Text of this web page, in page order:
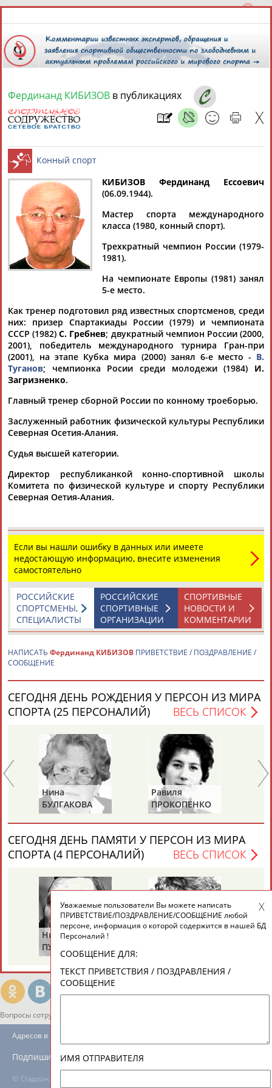
8 августа 2026 года,
СПОРТСМЕНЫ, ТРЕНЕРЫ И СПЕЦИАЛИСТЫ
Найдено: 13181персон Расширенный поиск
Аслаудин
АБАЕВ
Елена
АБАИМОВА
Дмитрий
АБАРЕНОВ
Тамилла
АБАСОВА
Рамазан
АБАЧАРАЕВ
Ростом
АБАШИДЗЕ
Флюра
БУЛАТОВА
Татьяна
АББЯСОВА
Акжана
АБДИКАРИМОВА
Артур
АБДРАХМАНОВ
Каримжан
Аделя
Андрей
Герман
Рамазан
АБДУЛАЕВ
Тагир
АБДУЛАЕВ
Камиль
АБДУЛАЗИЗОВ
Загалав
АБДУЛБЕКОВ
Камалудин
АБДУЛДАУДОВ
Абдула
АБДУЛЖАЛИЛОВ
Магомед
АБДУЛКАГИРОВ
Назир
АБДУЛЛАЕВ
24 персон из 13181
ЕЩЁ ПЕРСОНЫ
ТАБЛО АКТИВНОСТИ
ЦЕЛИ ПРОЕКТА КОНТАКТЫ
Вопросы сотрудничества и совместной деятельности
© Стадион, 1998-2026
Адресов в новостной рассылке: 996
Подпишись
Фердинанд КИБИЗОВ в публикациях
Конный спорт
КИБИЗОВ Фердинанд Ессоевич
(06.09.1944).
Мастер спорта международного
класса (1980, конный спорт).
Трехкратный чемпион России (1979-
1981).
На чемпионате Европы (1981) занял
5-е место.
Как тренер подготовил ряд известных спортсменов, среди
них: призер Спартакиады России (1979) и чемпионата
СССР (1982)С. Гребнев; двукратный чемпион России (2000,
2001), победитель международного турнира Гран-при
(2001), на этапе Кубка мира (2000) занял 6-е место - В.
Туганов; чемпионка Росии среди молодежи (1984) И.
Загризненко.
Главный тренер сборной России по конному троеборью.
Заслуженный работник физической культуры Республики
Северная Осетия-Алания.
Судья высшей категории.
Директор республиканкой конно-спортивной школы
Комитета по физической культуре и спорту Республики
Северная Оетия-Алания.
Если вы нашли ошибку в данных или имеете
недостающую информацию, внесите изменения
самостоятельно
СПОРТИВНЫЕ
НОВОСТИ И
КОММЕНТАРИИ
РОССИЙСКИЕ
СПОРТИВНЫЕ
ОРГАНИЗАЦИИ
РОССИЙСКИЕ
СПОРТСМЕНЫ,
СПЕЦИАЛИСТЫ
НАПИСАТЬ Фердинанд КИБИЗОВ ПРИВЕТСТВИЕ / ПОЗДРАВЛЕНИЕ /
СООБЩЕНИЕ
СЕГОДНЯ ДЕНЬ РОЖДЕНИЯ У ПЕРСОН ИЗ МИРА
СПОРТА (25 ПЕРСОНАЛИЙ)
ВЕСЬ СПИСОК
БУЛГАКОВА
Равиля
ПРОКОПЕНКО
(САЛИМОВА)
СЕГОДНЯ ДЕНЬ ПАМЯТИ У ПЕРСОН ИЗ МИРА
СПОРТА (4 ПЕРСОНАЛИЙ)
ВЕСЬ СПИСОК
Николай
ПУЧКОВ
Уважаемые пользователи Вы можете написать
ПРИВЕТСТВИЕ/ПОЗДРАВЛЕНИЕ/СООБЩЕНИЕ любой
персоне, информация о которой содержится в нашей БД
Персоналий !
СООБЩЕНИЕ ДЛЯ:
ТЕКСТ ПРИВЕТСТВИЯ / ПОЗДРАВЛЕНИЯ /
СООБЩЕНИЕ
ИМЯ ОТПРАВИТЕЛЯ